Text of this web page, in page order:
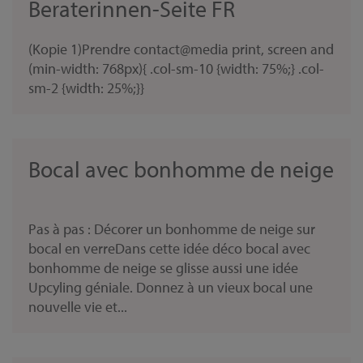
Beraterinnen-Seite FR
(Kopie 1)Prendre contact@media print, screen and
(min-width: 768px){ .col-sm-10 {width: 75%;} .col-
sm-2 {width: 25%;}}
Bocal avec bonhomme de neige
Pas à pas : Décorer un bonhomme de neige sur
bocal en verreDans cette idée déco bocal avec
bonhomme de neige se glisse aussi une idée
Upcyling géniale. Donnez à un vieux bocal une
nouvelle vie et...